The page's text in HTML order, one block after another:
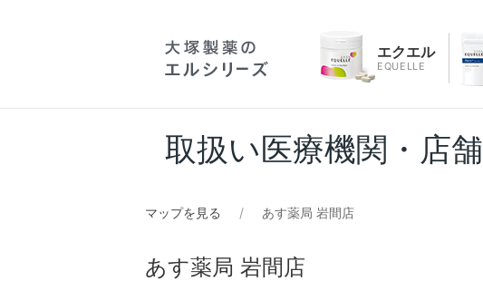
エクエル
EQUELLE
取扱い医療機関・店舗
マップを見る あす薬局 岩間店
あす薬局 岩間店